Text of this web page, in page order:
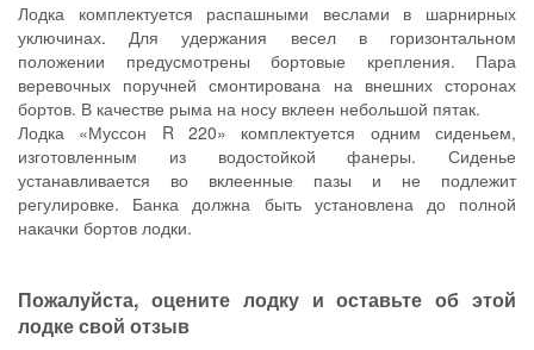
Лодка комплектуется распашными веслами в шарнирных
уключинах. Для удержания весел в горизонтальном
положении предусмотрены бортовые крепления. Пара
веревочных поручней смонтирована на внешних сторонах
бортов. В качестве рыма на носу вклеен небольшой пятак.
Лодка «Муссон R 220» комплектуется одним сиденьем,
изготовленным из водостойкой фанеры. Сиденье
устанавливается во вклеенные пазы и не подлежит
регулировке. Банка должна быть установлена до полной
накачки бортов лодки.
Пожалуйста, оцените лодку и оставьте об этой
лодке свой отзыв